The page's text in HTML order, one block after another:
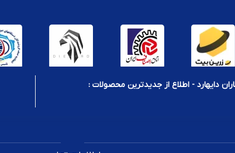
دایهارد - اطلاع از جدیدترین محصولات :